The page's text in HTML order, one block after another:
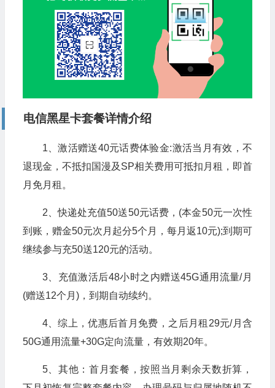
电信黑星卡套餐详情介绍
1、激活赠送40元话费体验金:激活当月有效，不
退现金，不抵扣国漫及SP相关费用可抵扣月租，即首
月免月租。
2、快递处充值50送50元话费，(本金50元一次性
到账，赠金50元次月起分5个月，每月返10元);到期可
继续参与充50送120元的活动。
3、充值激活后48小时之内赠送45G通用流量/月
(赠送12个月)，到期自动续约。
4、综上，优惠后首月免费，之后月租29元/月含
50G通用流量+30G定向流量，有效期20年。
5、其他：首月套餐，按照当月剩余天数折算，